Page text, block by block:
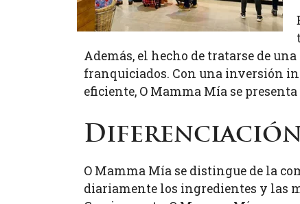
Además, el hecho de tratarse de
franquiciados. Con una inversión
eficiente, O Mamma Mía se
O Mamma Mía se distingue de la
diariamente los ingredientes y las